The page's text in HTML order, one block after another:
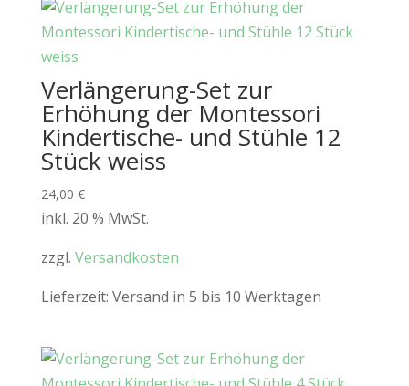
Verlängerung-Set zur
Erhöhung der Montessori
Kindertische- und Stühle 12
Stück weiss
24,00 €
inkl. 20 % MwSt.
zzgl. Versandkosten
Lieferzeit: Versand in 5 bis 10 Werktagen